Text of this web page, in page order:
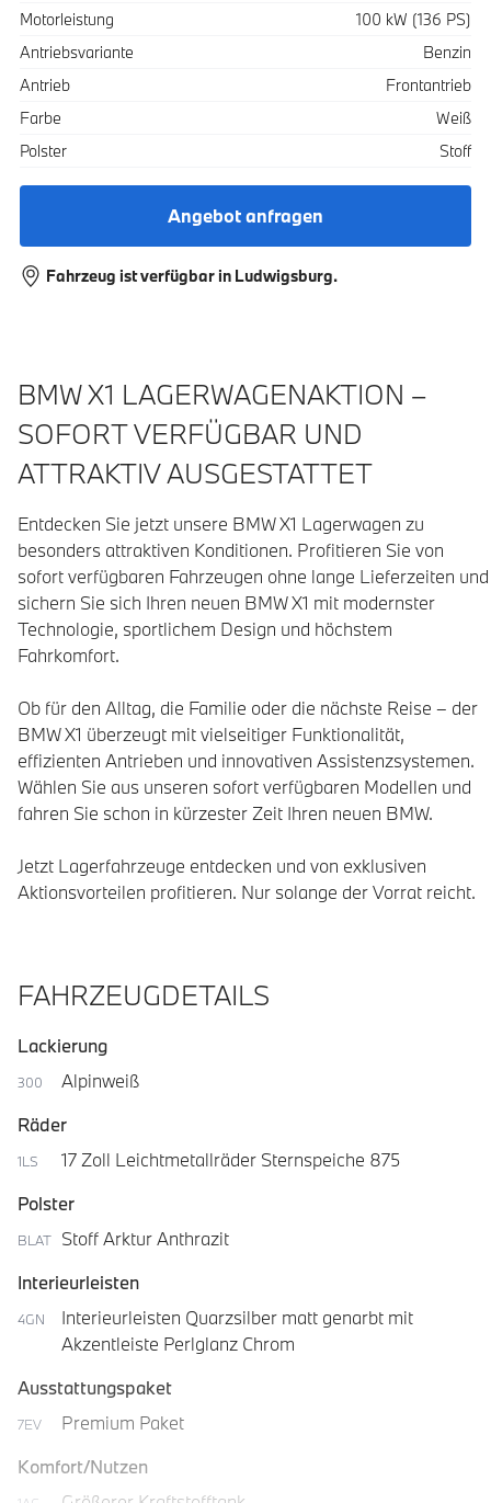
Motorleistung
100 kW (136 PS)
Antriebsvariante
Benzin
Antrieb
Frontantrieb
Farbe
Weiß
Polster
Stoff
Angebot anfragen
Fahrzeug ist verfügbar in Ludwigsburg.
BMW X1 LAGERWAGENAKTION –
SOFORT VERFÜGBAR UND
ATTRAKTIV AUSGESTATTET
Entdecken Sie jetzt unsere BMW X1 Lagerwagen zu
besonders attraktiven Konditionen. Profitieren Sie von
sofort verfügbaren Fahrzeugen ohne lange Lieferzeiten und
sichern Sie sich Ihren neuen BMW X1 mit modernster
Technologie, sportlichem Design und höchstem
Fahrkomfort.
Ob für den Alltag, die Familie oder die nächste Reise – der
BMW X1 überzeugt mit vielseitiger Funktionalität,
effizienten Antrieben und innovativen Assistenzsystemen.
Wählen Sie aus unseren sofort verfügbaren Modellen und
fahren Sie schon in kürzester Zeit Ihren neuen BMW.
Jetzt Lagerfahrzeuge entdecken und von exklusiven
Aktionsvorteilen profitieren. Nur solange der Vorrat reicht.
FAHRZEUGDETAILS
Lackierung
300
Alpinweiß
Räder
1LS
17 Zoll Leichtmetallräder Sternspeiche 875
Polster
BLAT
Stoff Arktur Anthrazit
Interieurleisten
4GN
Interieurleisten Quarzsilber matt genarbt mit
Akzentleiste Perlglanz Chrom
Ausstattungspaket
7EV
Premium Paket
Komfort/Nutzen